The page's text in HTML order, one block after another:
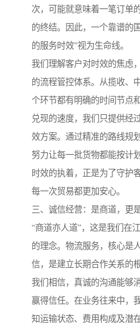
次，可能就意味着一笔订单
的终结。因此，一个靠谱的
的服务时效”视为生命线。
我们理解客户对时效的焦虑
的流程管控体系。从揽收、
个环节都有明确的时间节点
兑现的速度，我们只提供经
效方案。通过精准的路线规
努力让每一批货物都能按计
时效的执着，正是为了守护
每一次贸易都更加安心。
三、诚信经营：是商道，更
“商道亦人道”，这是我们在
的理念。物流服务，核心是
信，是建立长期合作关系的根
我们相信，真诚的沟通能够
赢得信任。在业务往来中，
知运输状态、费用构成及潜